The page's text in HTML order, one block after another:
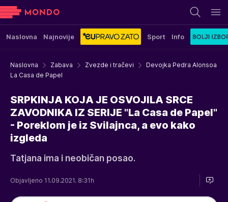
Naslovna Najnovije Sport Info
Naslovna Zabava Zvezde i tračevi
Devojka Pedra Alonsoa
La Casa de Papel
SRPKINJA KOJA JE OSVOJILA SRCE
ZAVODNIKA IZ SERIJE "La Casa de Papel"
- Poreklom je iz Svilajnca, a evo kako
izgleda
Tatjana ima i neobičan posao.
Objavljeno 11.09.2021. 8:31h